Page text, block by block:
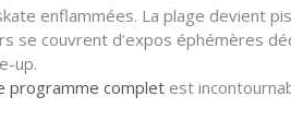
enflammées. La plage devient
couvrent d’expos éphémères
up.
programme complet est